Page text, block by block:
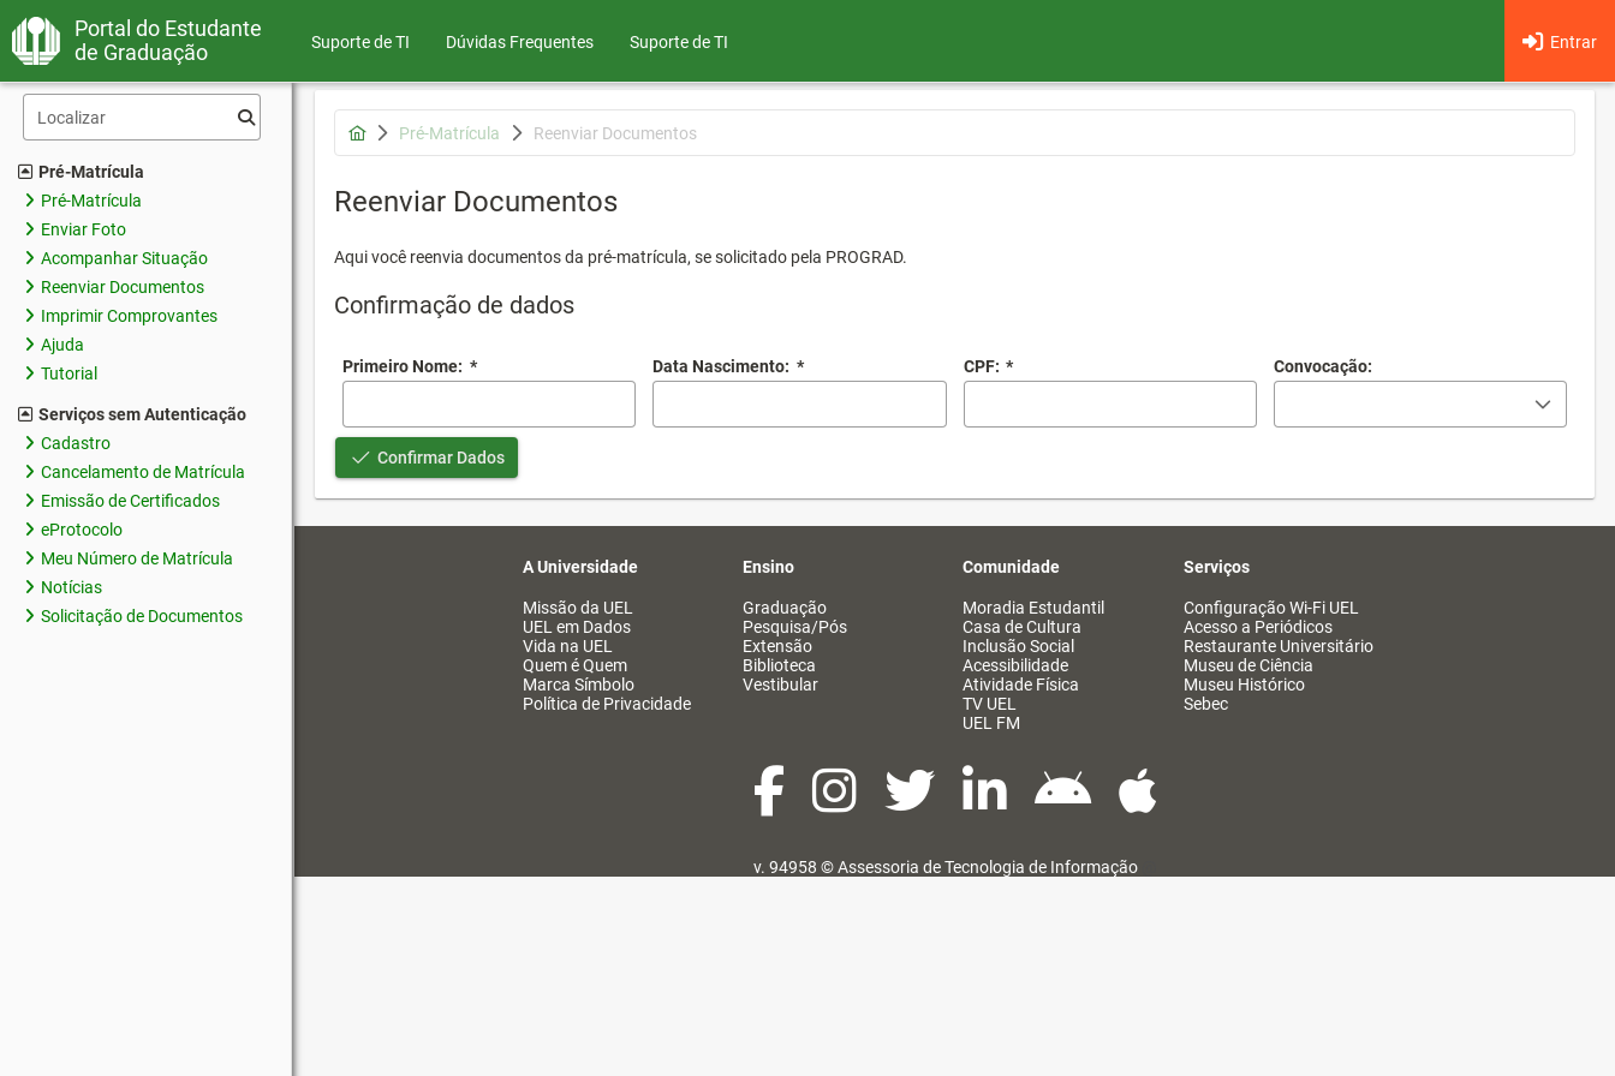
Portal do Estudante
de Graduação
Suporte de TI Dúvidas Frequentes Entrar
Suporte de TI
Pré-Matrícula
Pré-Matrícula
Enviar Foto
Acompanhar Situação
Reenviar Documentos
Imprimir Comprovantes
Ajuda
Tutorial
Serviços sem Autenticação
Cadastro
Cancelamento de Matrícula
Emissão de Certificados
eProtocolo
Meu Número de Matrícula
Notícias
Solicitação de Documentos
Pré-Matrícula Reenviar Documentos
Reenviar Documentos
Aqui você reenvia documentos da pré-matrícula, se solicitado pela PROGRAD.
Confirmação de dados
Primeiro Nome: * Data Nascimento: * CPF: * Convocação:
Confirmar Dados
A Universidade
Missão da UEL
UEL em Dados
Vida na UEL
Quem é Quem
Marca Símbolo
Política de Privacidade
Ensino
Graduação
Pesquisa/Pós
Extensão
Biblioteca
Vestibular
Comunidade
Moradia Estudantil
Casa de Cultura
Inclusão Social
Acessibilidade
Atividade Física
TV UEL
UEL FM
Serviços
Configuração Wi-Fi UEL
Acesso a Periódicos
Restaurante Universitário
Museu de Ciência
Museu Histórico
Sebec
v. 94958 ©Assessoria de Tecnologia de Informação